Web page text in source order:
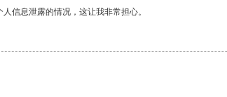
信息泄露的情况，这让我非常担心。